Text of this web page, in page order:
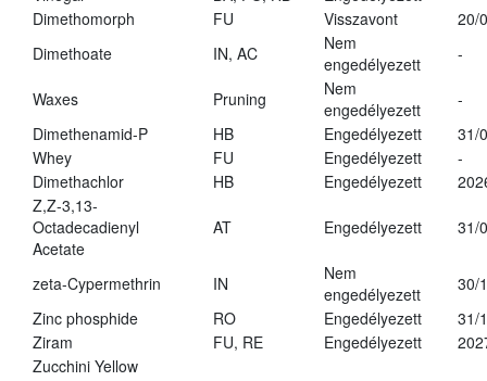
Dimethomorph
FU Visszavont
20/
Dimethoate
IN, AC
Nem
engedélyezett
-
Waxes Pruning
Nem
engedélyezett
-
Dimethenamid-P
HB Engedélyezett
31/
Whey
FU Engedélyezett
-
Dimethachlor
HB Engedélyezett
Z,Z-3,13-
Octadecadienyl
Acetate
AT Engedélyezett 31/
zeta-Cypermethrin IN
Nem
engedélyezett
30/
Zinc phosphide
RO Engedélyezett
31/
Ziram
FU, RE Engedélyezett
Zucchini Yellow